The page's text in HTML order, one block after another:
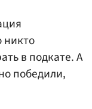
никто
в подкате. А
победили,